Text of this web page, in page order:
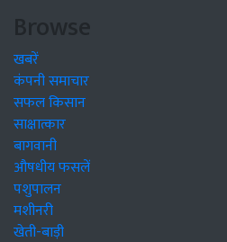
Browse
खबरें
कंपनी समाचार
सफल किसान
साक्षात्कार
बागवानी
औषधीय फसलें
पशुपालन
मशीनरी
खेती-बाड़ी